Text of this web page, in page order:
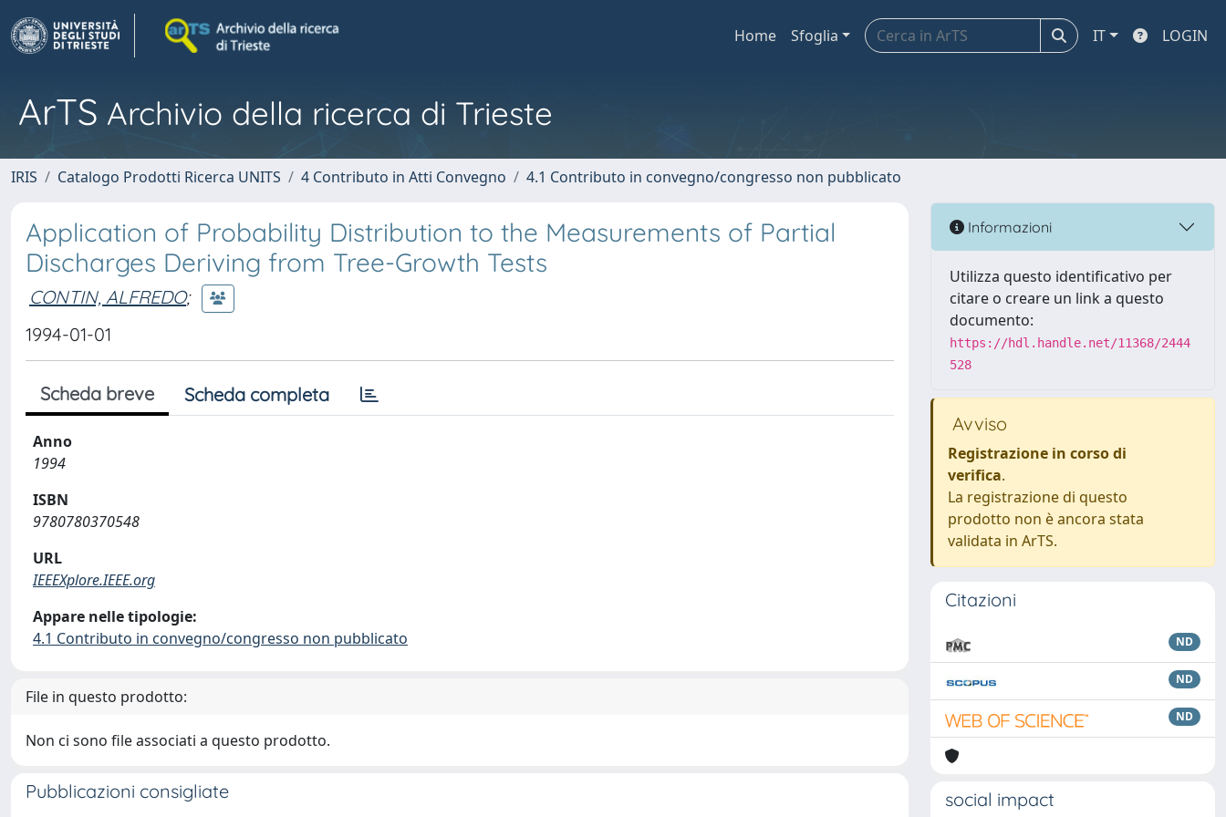
Home Sfoglia IT LOGIN
ArTS Archivio della ricerca di Trieste
IRIS Catalogo Prodotti Ricerca UNITS 4 Contributo in Atti Convegno 4.1 Contributo in convegno/congresso non pubblicato
Application of Probability Distribution to the Measurements of Partial
Discharges Deriving from Tree-Growth Tests
CONTIN, ALFREDO;
1994-01-01
Scheda breve Scheda completa
Anno
1994
ISBN
9780780370548
URL
IEEEXplore.IEEE.org
Appare nelle tipologie:
4.1 Contributo in convegno/congresso non pubblicato
File in questo prodotto:
Non ci sono file associati a questo prodotto.
Pubblicazioni consigliate
Informazioni
Utilizza questo identificativo per
citare o creare un link a questo
documento:
https://hdl.handle.net/11368/2444
528
Avviso
Registrazione in corso di
verifica.
La registrazione di questo
prodotto non è ancora stata
validata in ArTS.
Citazioni
ND
ND
ND
social impact